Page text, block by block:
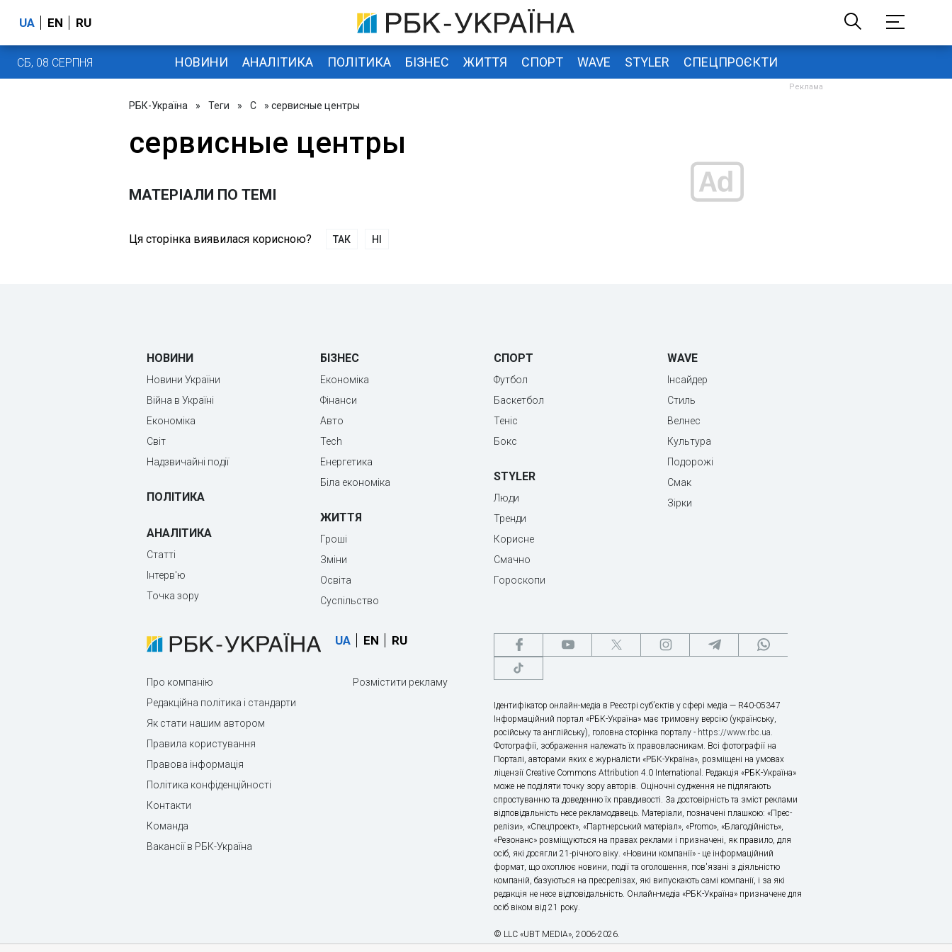
UA EN RU
СБ, 08 СЕРПНЯ НОВИНИ АНАЛІТИКА ПОЛІТИКА БІЗНЕС ЖИТТЯ СПОРТ WAVE STYLER СПЕЦПРОЄКТИ
РБК-Україна » Теги » С » сервисные центры
сервисные центры
МАТЕРІАЛИ ПО ТЕМІ
Ця сторінка виявилася корисною? ТАК НІ
НОВИНИ
Новини України
Війна в Україні
Економіка
Світ
Надзвичайні події
ПОЛІТИКА
АНАЛІТИКА
Статті
Інтерв'ю
Точка зору
БІЗНЕС
Економіка
Фінанси
Авто
Tech
Енергетика
Біла економіка
ЖИТТЯ
Гроші
Зміни
Освіта
Суспільство
СПОРТ
Футбол
Баскетбол
Теніс
Бокс
STYLER
Люди
Тренди
Корисне
Смачно
Гороскопи
WAVE
Інсайдер
Стиль
Велнес
Культура
Подорожі
Смак
Зірки
UA EN RU
Про компанію
Редакційна політика і стандарти
Як стати нашим автором
Правила користування
Правова інформація
Політика конфіденційності
Контакти
Команда
Вакансії в РБК-Україна
Розмістити рекламу
Ідентифікатор онлайн-медіа в Реєстрі суб’єктів у сфері медіа — R40-05347
Інформаційний портал «РБК-Україна» має тримовну версію (українську,
російську та англійську), головна сторінка порталу - https://www.rbc.ua.
Фотографії, зображення належать їх правовласникам. Всі фотографії на
Порталі, авторами яких є журналісти «РБК-Україна», розміщені на умовах
ліцензії Creative Commons Attribution 4.0 International. Редакція «РБК-Україна»
може не поділяти точку зору авторів. Оціночні судження не підлягають
спростуванню та доведенню їх правдивості. За достовірність та зміст реклами
відповідальність несе рекламодавець. Матеріали, позначені плашкою: «Прес-
релізи», «Спецпроект», «Партнерський матеріал», «Promo», «Благодійність»,
«Резонанс» розміщуються на правах реклами і призначені, як правило, для
осіб, які досягли 21-річного віку. «Новини компанії» - це інформаційний
формат, що охоплює новини, події та оголошення, пов'язані з діяльністю
компаній, базуються на пресрелізах, які випускають самі компанії, і за які
редакція не несе відповідальність. Онлайн-медіа «РБК-Україна» призначене для
осіб віком від 21 року.
© LLC «UBT MEDIA», 2006-2026.